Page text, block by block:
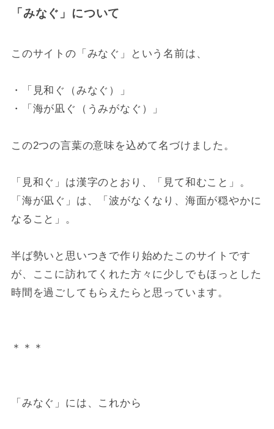
「みなぐ」について
このサイトの「みなぐ」という名前は、
・「見和ぐ（みなぐ）」
・「海が凪ぐ（うみがなぐ）」
この2つの言葉の意味を込めて名づけました。
「見和ぐ」は漢字のとおり、「見て和むこと」。
「海が凪ぐ」は、「波がなくなり、海面が穏やかに
なること」。
半ば勢いと思いつきで作り始めたこのサイトです
が、ここに訪れてくれた方々に少しでもほっとした
時間を過ごしてもらえたらと思っています。
＊＊＊
「みなぐ」には、これから